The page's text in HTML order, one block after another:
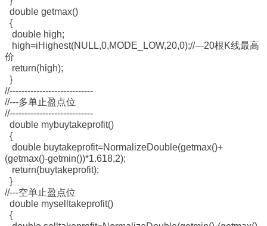
double getmax()
{
double high;
high=iHighest(NULL,0,MODE_LOW,20,0);//---20根K线最高
价
return(high);
}
//----------------------------
//---多单止盈点位
//----------------------------
double mybuytakeprofit()
{
double buytakeprofit=NormalizeDouble(getmax()+
(getmax()-getmin())*1.618,2);
return(buytakeprofit);
}
//---空单止盈点位
double myselltakeprofit()
{